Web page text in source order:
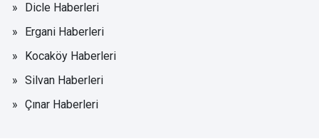
Dicle Haberleri
Ergani Haberleri
Kocaköy Haberleri
Silvan Haberleri
Çınar Haberleri